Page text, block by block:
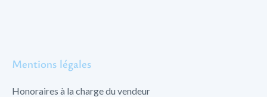
Mentions légales
Honoraires à la charge du vendeur